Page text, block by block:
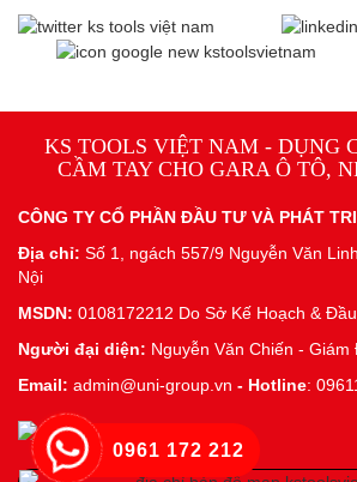
KS TOOLS VIỆT NAM - DỤNG
CẦM TAY CHO GARA Ô TÔ,
CÔNG TY CỔ PHẦN ĐẦU TƯ VÀ PHÁT
Địa chỉ: Số 1, ngách 557/9 Nguyễn Văn
Nội
MSDN: 0108172212 Do Sở Kế Hoạch &
Người đại diện: Nguyễn Văn Chiến - Giám
Email: admin@uni-group.vn - Hotline:
0961 172 212